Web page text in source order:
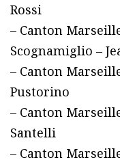
Rossi
– Canton
Scognamiglio –
– Canton
Pustorino
– Canton
Santelli
– Canton